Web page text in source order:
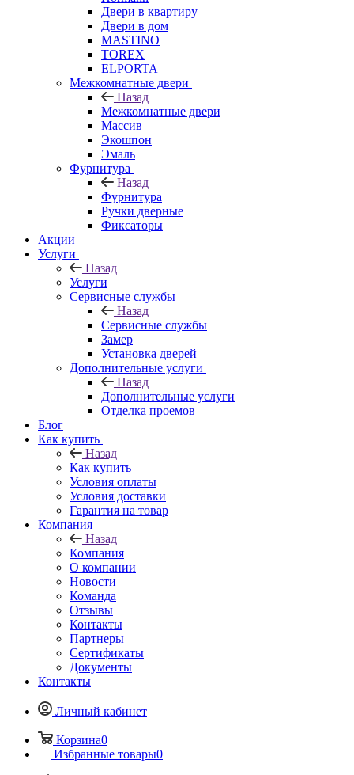
Двери в квартиру
Двери в дом
MASTINO
TOREX
ELPORTA
Межкомнатные двери
Назад
Межкомнатные двери
Массив
Экошпон
Эмаль
Фурнитура
Назад
Фурнитура
Ручки дверные
Фиксаторы
Акции
Услуги
Назад
Услуги
Сервисные службы
Назад
Сервисные службы
Замер
Установка дверей
Дополнительные услуги
Назад
Дополнительные услуги
Отделка проемов
Блог
Как купить
Назад
Как купить
Условия оплаты
Условия доставки
Гарантия на товар
Компания
Назад
Компания
О компании
Новости
Команда
Отзывы
Контакты
Партнеры
Сертификаты
Документы
Контакты
Личный кабинет
Корзина0
Избранные товары0